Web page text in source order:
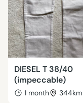
DIESEL T 38/40
(impeccable)
1 month 344km